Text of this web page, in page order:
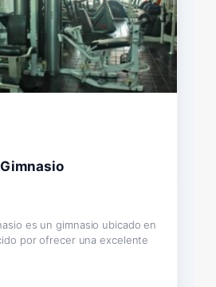
es un gimnasio ubicado en
por ofrecer una excelente